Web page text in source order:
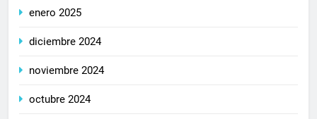
enero 2025
diciembre 2024
noviembre 2024
octubre 2024